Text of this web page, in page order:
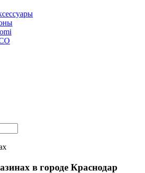
в городе Краснодар